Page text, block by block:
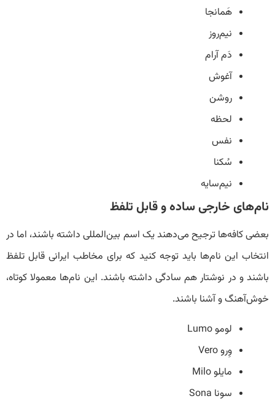
هَمانجا
نیم‌روز
دَم آرام
آغوش
روشن
لحظه
نفس
سُکنا
نیم‌سایه
نام‌های خارجی ساده و قابل تلفظ
بعضی کافه‌ها ترجیح می‌دهند یک اسم بین‌المللی داشته باشند، اما در
انتخاب این نام‌ها باید توجه کنید که برای مخاطب ایرانی قابل تلفظ
باشند و در نوشتار هم سادگی داشته باشند. این نام‌ها معمولا کوتاه،
خوش‌آهنگ و آشنا باشند.
لومو Lumo
وِرو Vero
مایلو Milo
سونا Sona